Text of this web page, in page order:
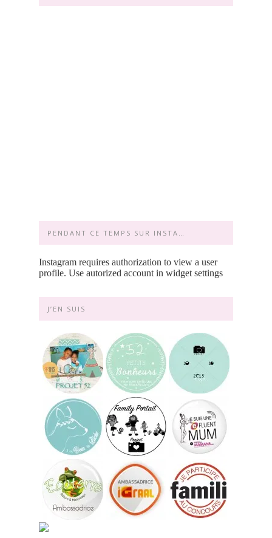
PENDANT CE TEMPS SUR INSTA…
Instagram requires authorization to view a user
profile. Use autorized account in widget settings
J’EN SUIS